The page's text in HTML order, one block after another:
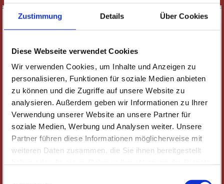
Zustimmung Details Über Cookies
Diese Webseite verwendet Cookies
Wir verwenden Cookies, um Inhalte und Anzeigen zu
personalisieren, Funktionen für soziale Medien anbieten
zu können und die Zugriffe auf unsere Website zu
analysieren. Außerdem geben wir Informationen zu Ihrer
Verwendung unserer Website an unsere Partner für
soziale Medien, Werbung und Analysen weiter. Unsere
Partner führen diese Informationen möglicherweise mit
weiteren Daten zusammen, die Sie ihnen bereitgestellt
Ballett & Tanz Konzerte & Classic-Café Musical & Show
Comedy & Kabarett Führungen Junges Theater Studiflatrate
Lesungen, Vorträge & Weiteres Jazz-Fabrik illust_ratio
Weiter filtern